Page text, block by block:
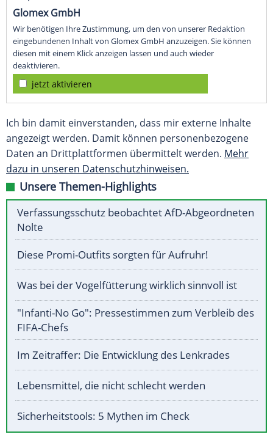
Glomex GmbH
Wir benötigen Ihre Zustimmung, um den von unserer Redaktion
eingebundenen Inhalt von Glomex GmbH anzuzeigen. Sie können
diesen mit einem Klick anzeigen lassen und auch wieder
deaktivieren.
jetzt aktivieren
Ich bin damit einverstanden, dass mir externe Inhalte
angezeigt werden. Damit können personenbezogene
Daten an Drittplattformen übermittelt werden. Mehr
dazu in unseren Datenschutzhinweisen.
Unsere Themen-Highlights
Verfassungsschutz beobachtet AfD-Abgeordneten
Nolte
Diese Promi-Outfits sorgten für Aufruhr!
Was bei der Vogelfütterung wirklich sinnvoll ist
"Infanti-No Go": Pressestimmen zum Verbleib des
FIFA-Chefs
Im Zeitraffer: Die Entwicklung des Lenkrades
Lebensmittel, die nicht schlecht werden
Sicherheitstools: 5 Mythen im Check